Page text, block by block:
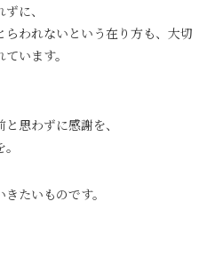
に、
らわれないという在り方も、大切
います。
思わずに感謝を、
たいものです。